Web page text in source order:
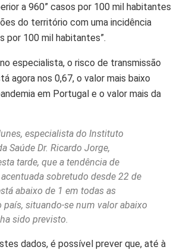
a 960” casos por 100 mil habitantes
do território com uma incidência
por 100 mil habitantes”.
especialista, o risco de transmissão
agora nos 0,67, o valor mais baixo
em Portugal e o valor mais da
especialista do Instituto
Saúde Dr. Ricardo Jorge,
tarde, que a tendência de
sobretudo desde 22 de
abaixo de 1 em todas as
país, situando-se num valor abaixo
sido previsto.
dados, é possível prever que, até à